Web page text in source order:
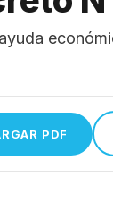
PDF